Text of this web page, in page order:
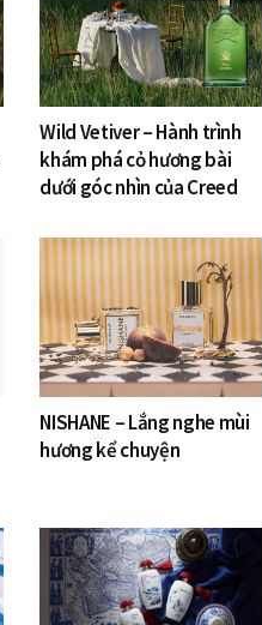
Wild Vetiver – Hành trình
khám phá cỏ hương bài
dưới góc nhìn của Creed
NISHANE – Lắng nghe mùi
hương kể chuyện